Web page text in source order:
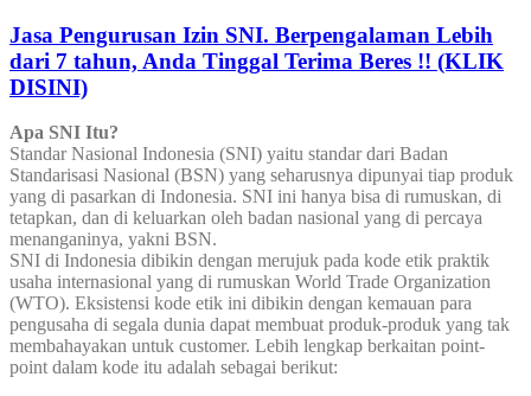
Jasa Pengurusan Izin SNI. Berpengalaman Lebih
dari 7 tahun, Anda Tinggal Terima Beres !! (KLIK
DISINI)
Apa SNI Itu?
Standar Nasional Indonesia (SNI) yaitu standar dari Badan
Standarisasi Nasional (BSN) yang seharusnya dipunyai tiap produk
yang di pasarkan di Indonesia. SNI ini hanya bisa di rumuskan, di
tetapkan, dan di keluarkan oleh badan nasional yang di percaya
menanganinya, yakni BSN.
SNI di Indonesia dibikin dengan merujuk pada kode etik praktik
usaha internasional yang di rumuskan World Trade Organization
(WTO). Eksistensi kode etik ini dibikin dengan kemauan para
pengusaha di segala dunia dapat membuat produk-produk yang tak
membahayakan untuk customer. Lebih lengkap berkaitan point-
point dalam kode itu adalah sebagai berikut: